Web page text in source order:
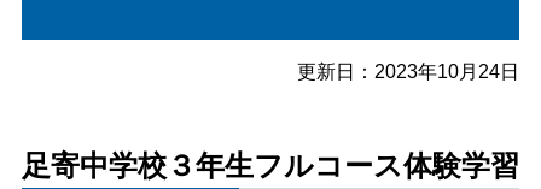
子育て・教育 健康・福祉
更新日： 2023年10月24日
足寄中学校３年生フルコース体験学習